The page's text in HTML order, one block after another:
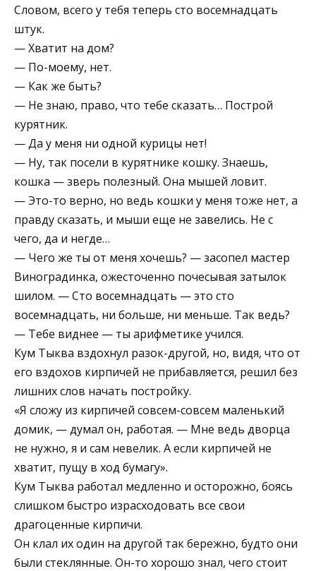
Словом, всего у тебя теперь сто восемнадцать
штук.
— Хватит на дом?
— По-моему, нет.
— Как же быть?
— Не знаю, право, что тебе сказать… Построй
курятник.
— Да у меня ни одной курицы нет!
— Ну, так посели в курятнике кошку. Знаешь,
кошка — зверь полезный. Она мышей ловит.
— Это-то верно, но ведь кошки у меня тоже нет, а
правду сказать, и мыши еще не завелись. Не с
чего, да и негде…
— Чего же ты от меня хочешь? — засопел мастер
Виноградинка, ожесточенно почесывая затылок
шилом. — Сто восемнадцать — это сто
восемнадцать, ни больше, ни меньше. Так ведь?
— Тебе виднее — ты арифметике учился.
Кум Тыква вздохнул разок-другой, но, видя, что от
его вздохов кирпичей не прибавляется, решил без
лишних слов начать постройку.
«Я сложу из кирпичей совсем-совсем маленький
домик, — думал он, работая. — Мне ведь дворца
не нужно, я и сам невелик. А если кирпичей не
хватит, пущу в ход бумагу».
Кум Тыква работал медленно и осторожно, боясь
слишком быстро израсходовать все свои
драгоценные кирпичи.
Он клал их один на другой так бережно, будто они
были стеклянные. Он-то хорошо знал, чего стоит